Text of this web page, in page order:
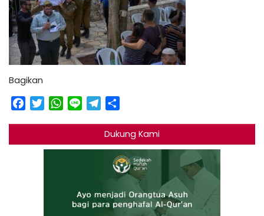
Bagikan
Facebook
TwitterWhatsApp
Line Telegram
Dukung Kami